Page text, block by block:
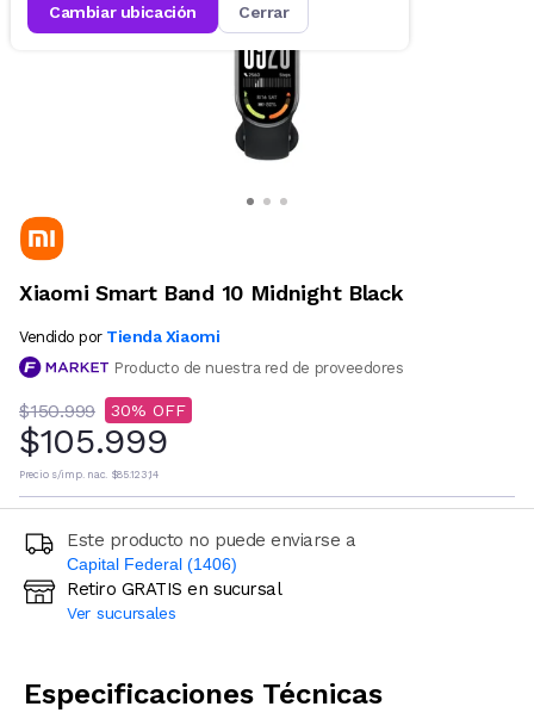
cambiar ubicación cerrar
Xiaomi Smart Band 10 Midnight Black
Vendido por Tienda Xiaomi
Producto de nuestra red de proveedores
$150.999 30
$105.999
Precio s/imp. nac. $85.123,14
Este producto no puede enviarse a
Capital Federal (1406)
Ingresá código postal (sólo números)
Retiro GRATIS en sucursal
Ver sucursales
Especificaciones Técnicas